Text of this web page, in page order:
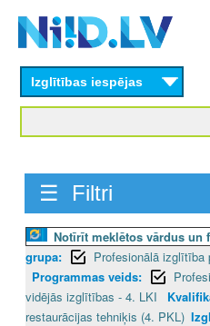
content
Izglītības iespējas
☰ Filtri
Notīrīt meklētos vārdus un
grupa:
Profesionālā
Programmas veids:
vidējās izglītības - 4. LKI
restaurācijas tehniķis (4. PKL)